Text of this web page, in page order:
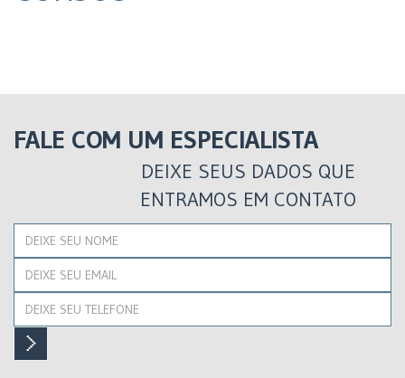
FALE COM UM ESPECIALISTA
DEIXE SEUS DADOS QUE
ENTRAMOS EM CONTATO